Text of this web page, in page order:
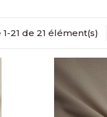
21 de 21 élément(s)